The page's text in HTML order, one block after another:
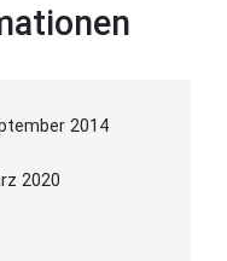
2014
2020